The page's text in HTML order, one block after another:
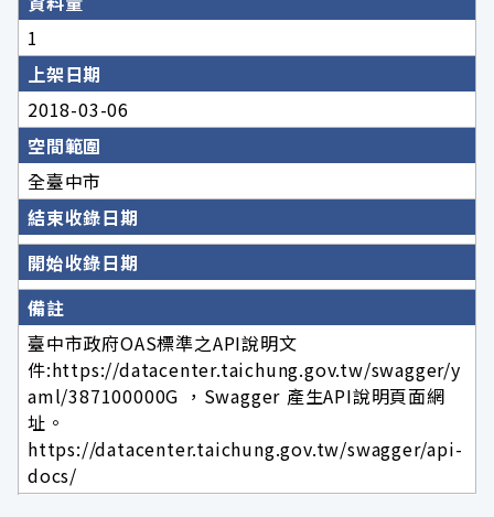
1
上架日期
2018-03-06
空間範圍
全臺中市
結束收錄日期
開始收錄日期
備註
臺中市政府OAS標準之API說明文
件:https://datacenter.taichung.gov.tw/swagger/y
aml/387100000G ，Swagger 產生API說明頁面網
址。
https://datacenter.taichung.gov.tw/swagger/api-
docs/